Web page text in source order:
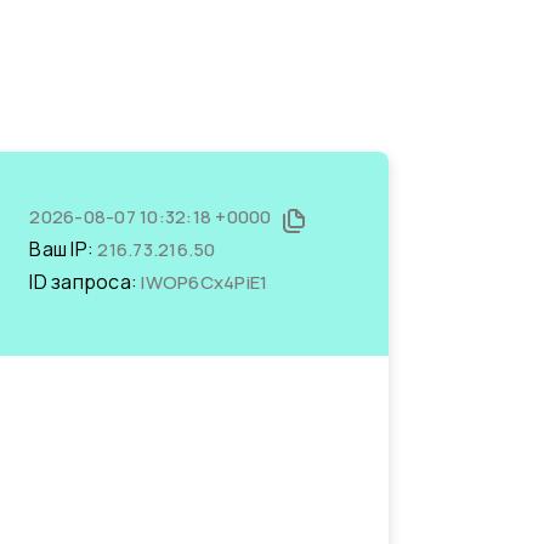
2026-08-07 10:32:18 +0000
Ваш IP:216.73.216.50
ID запроса:IWOP6Cx4PiE1